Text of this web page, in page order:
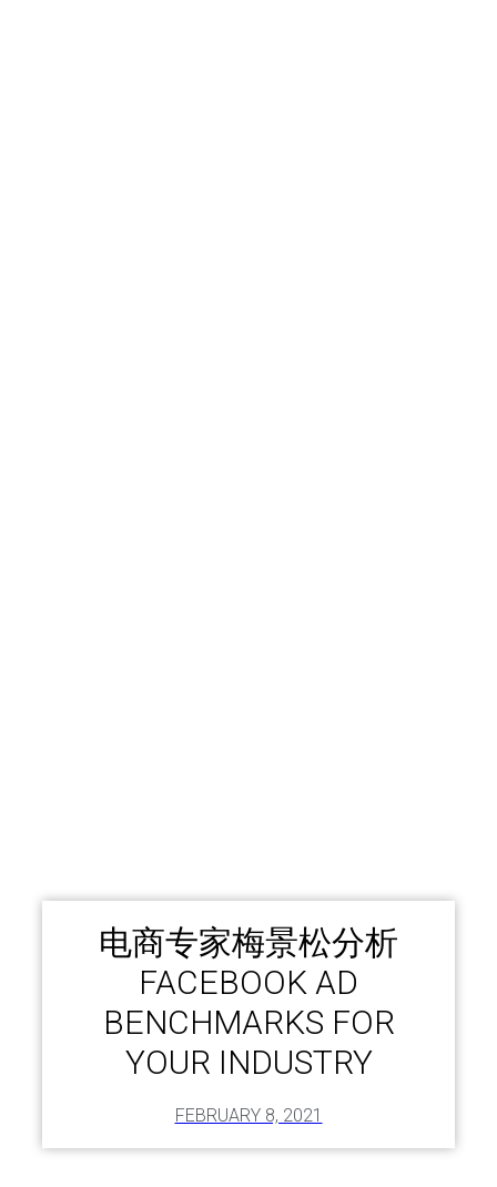
电商专家梅景松分析
FACEBOOK AD
BENCHMARKS FOR
YOUR INDUSTRY
FEBRUARY 8, 2021